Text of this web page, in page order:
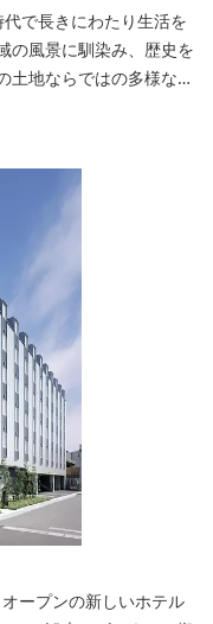
で長きにわたり生活を
の風景に馴染み、歴史を
土地ならではの多様な自
そして多種多様な人材
を図るNPO法人Joint
ープンの新しいホテル